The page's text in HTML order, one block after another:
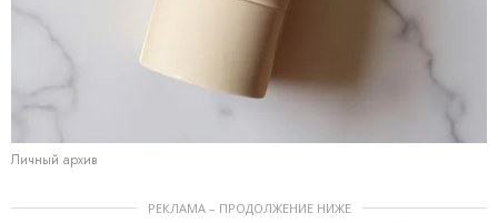
Личный архив
РЕКЛАМА – ПРОДОЛЖЕНИЕ НИЖЕ